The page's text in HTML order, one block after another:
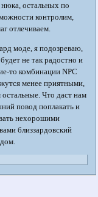
нюка, остальных по
контролим,
отлечиваем.
моде, я подозреваю,
будет не так радостно и
то комбинации NPC
менее приятными,
остальные. Что даст нам
повод поплакать и
нехорошими
близзардовский